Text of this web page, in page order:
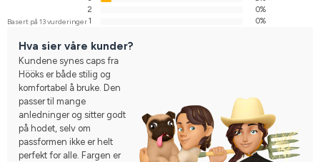
Basert på 13 vurderinger
2
0%
1
0%
Hva sier våre kunder?
Kundene synes caps fra
Hööks er både stilig og
komfortabel å bruke. Den
passer til mange
anledninger og sitter godt
på hodet, selv om
passformen ikke er helt
perfekt for alle. Fargen er